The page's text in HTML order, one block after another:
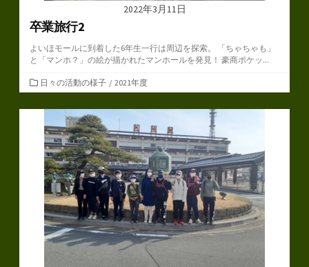
2022年3月11日
卒業旅行2
よいほモールに到着した6年生一行は周辺を探索。 「ちゃちゃも」
と「マンホ？」の絵が描かれたマンホールを発見！ 豪商ポケッ...
カ
テ
ゴ
ー
日々の活動の様子 / 2021年度